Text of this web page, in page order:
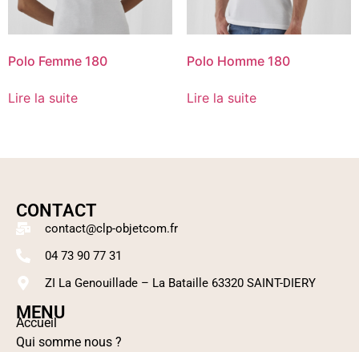
Polo Femme 180
Lire la suite
Polo Homme 180
Lire la suite
MENU
Accueil
Qui somme nous ?
CONTACT
contact@clp-objetcom.fr
04 73 90 77 31
ZI La Genouillade – La Bataille 63320 SAINT-DIERY